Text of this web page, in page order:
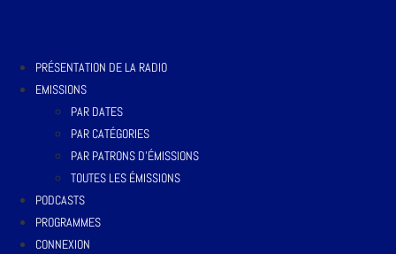
PRÉSENTATION DE LA RADIO
EMISSIONS
PAR DATES
PAR CATÉGORIES
PAR PATRONS D’ÉMISSIONS
TOUTES LES ÉMISSIONS
PODCASTS
PROGRAMMES
CONNEXION